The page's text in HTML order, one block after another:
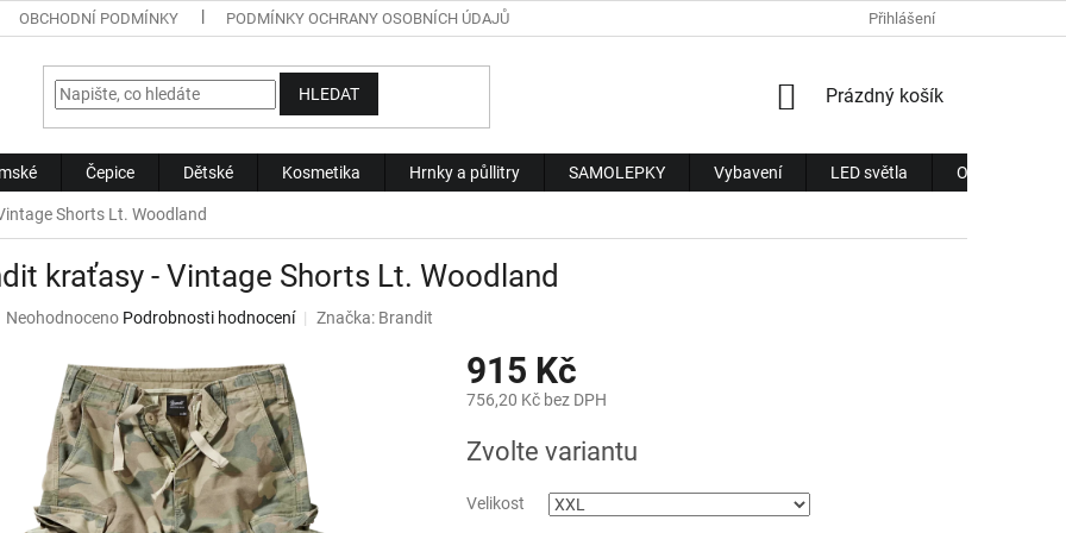
OBCHODNÍ PODMÍNKY PODMÍNKY OCHRANY OSOBNÍCH ÚDAJŮ Přihlášení
HLEDAT
NÁKUPNÍ
Prázdný košík
Čepice Dětské Kosmetika Hrnky a půllitry SAMOLEPKY Vybavení LED světla Obchodní
Shorts Lt. Woodland
kraťasy - Vintage Shorts Lt. Woodland
Průměrné
produktu
hvězdiček.
Neohodnoceno Podrobnosti hodnocení Značka: Brandit
915 Kč
756,20 Kč bez DPH
cena:
Zvolte variantu
Velikost